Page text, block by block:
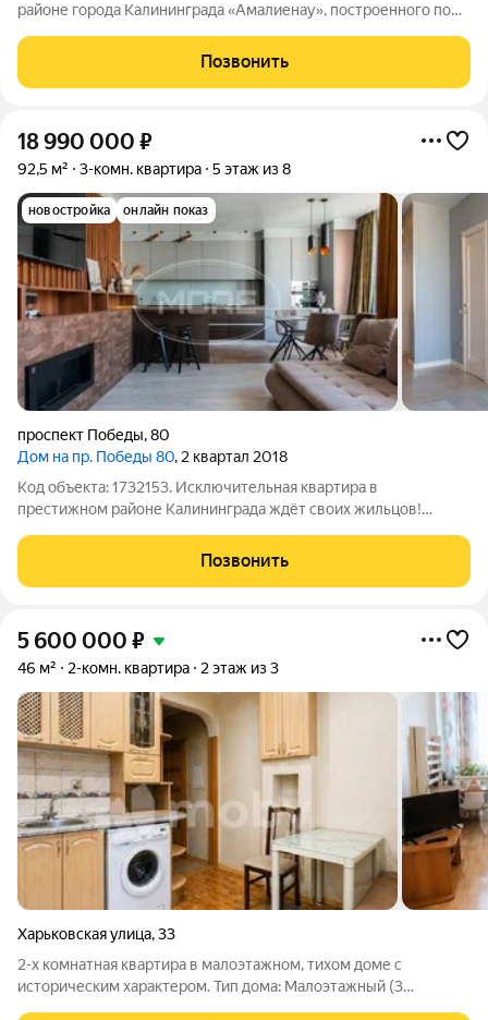
районе города Калининграда «Амалиенау», построенного по
квартира, расположенная на 1 этаже 4-х этажного дома. Общая
площадь квартиры 105.1 кв.м.
Позвонить
18 990 000 ₽
92,5 м² 3-комн. квартира 5 этаж из 8
новостройка онлайн показ
проспект Победы,80
Дом на пр. Победы 80, 2 квартал 2018
Код объекта: 1732153. Исключительная квартира в
престижном районе Калининграда ждёт своих жильцов!
это идеальное сочетание комфорта, функциональности и
стиля. Квартира расположена на 5 этаже
Позвонить
5 600 000 ₽
46 м² 2-комн. квартира 2 этаж из 3
Харьковская улица,33
2-х комнатная квартира в малоэтажном, тихом доме с
историческим характером. Тип дома: Малоэтажный (3